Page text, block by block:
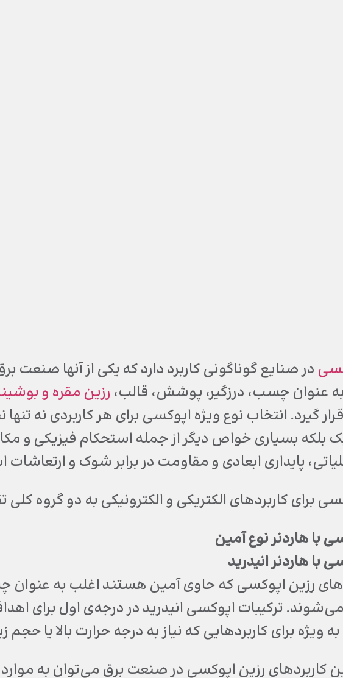
در صنایع گوناگونی کاربرد دارد که یکی از آنها
عنوان چسب، درزگیر، پوشش، قالب، رزین مقره و
گیرد. انتخاب نوع ویژه اپوکسی برای هر کاربردی نه
بلکه بسیاری خواص دیگر از جمله استحکام فیزیکی و
پایداری ابعادی و مقاومت در برابر شوک و
برای کاربردهای الکتریکی و الکترونیکی به دو گروه
با هاردنر نوع آمین
با هاردنر انیدرید
رزین اپوکسی که حاوی آمین هستند اغلب به
ترکیبات اپوکسی انیدرید در درجه‌ی اول برای
ویژه برای کاربردهایی که نیاز به درجه حرارت بالا یا حجم
کاربردهای رزین اپوکسی در صنعت برق می‌توان به موارد